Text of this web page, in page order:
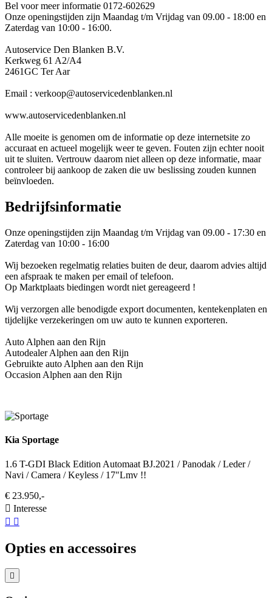
Bel voor meer informatie 0172-602629
Onze openingstijden zijn Maandag t/m Vrijdag van 09.00 - 18:00 en
Zaterdag van 10:00 - 16:00.
Autoservice Den Blanken B.V.
Kerkweg 61 A2/A4
2461GC Ter Aar
Email : verkoop@autoservicedenblanken.nl
www.autoservicedenblanken.nl
Alle moeite is genomen om de informatie op deze internetsite zo
accuraat en actueel mogelijk weer te geven. Fouten zijn echter nooit
uit te sluiten. Vertrouw daarom niet alleen op deze informatie, maar
controleer bij aankoop de zaken die uw beslissing zouden kunnen
beïnvloeden.
Bedrijfsinformatie
Onze openingstijden zijn Maandag t/m Vrijdag van 09.00 - 17:30 en
Zaterdag van 10:00 - 16:00
Wij bezoeken regelmatig relaties buiten de deur, daarom advies altijd
een afspraak te maken per email of telefoon.
Op Marktplaats biedingen wordt niet gereageerd !
Wij verzorgen alle benodigde export documenten, kentekenplaten en
tijdelijke verzekeringen om uw auto te kunnen exporteren.
Auto Alphen aan den Rijn
Autodealer Alphen aan den Rijn
Gebruikte auto Alphen aan den Rijn
Occasion Alphen aan den Rijn
Kia Sportage
1.6 T-GDI Black Edition Automaat BJ.2021 / Panodak / Leder /
Navi / Camera / Keyless / 17"Lmv !!
€ 23.950,-
Interesse
Opties en accessoires